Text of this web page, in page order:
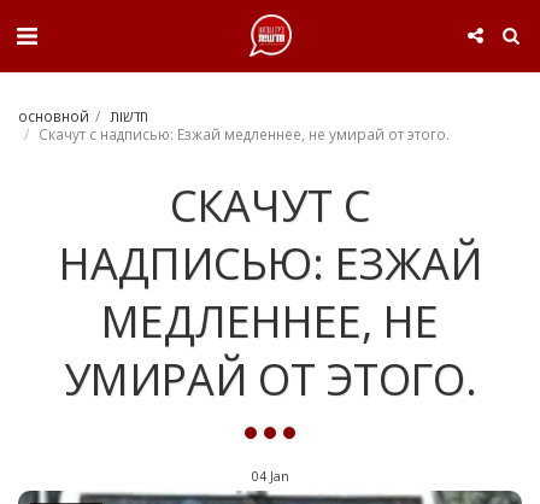
основной
חדשות
Скачут с надписью: Езжай медленнее, не умирай от этого.
СКАЧУТ С
НАДПИСЬЮ: ЕЗЖАЙ
МЕДЛЕННЕЕ, НЕ
УМИРАЙ ОТ ЭТОГО.
04 Jan